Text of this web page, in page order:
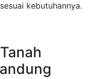
kebutuhannya.